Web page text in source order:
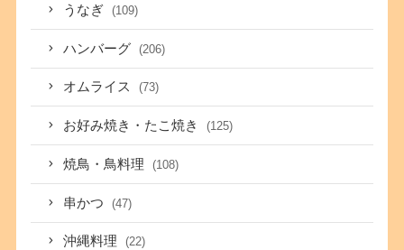
うなぎ (109)
ハンバーグ (206)
オムライス (73)
お好み焼き・たこ焼き (125)
焼鳥・鳥料理 (108)
串かつ (47)
沖縄料理 (22)